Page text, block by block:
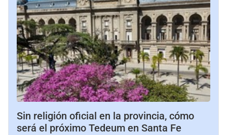
Sin religión oficial en la provincia, cómo
será el próximo Tedeum en Santa Fe